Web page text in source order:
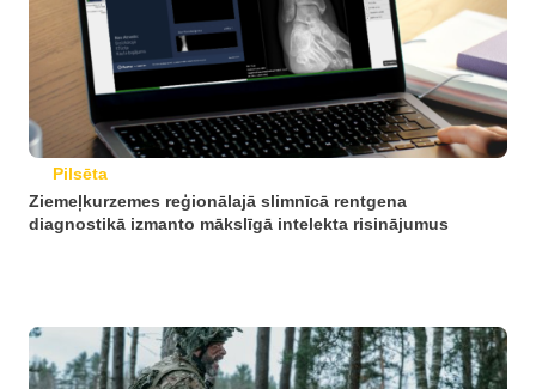
Pilsēta
Ziemeļkurzemes reģionālajā slimnīcā rentgena
diagnostikā izmanto mākslīgā intelekta risinājumus